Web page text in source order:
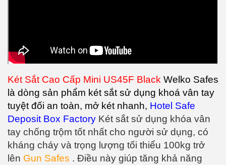
Két Sắt Cao Cấp Mini US45F Black Welko Safes
là dòng sản phẩm két sắt sử dụng khoá vân tay
tuyệt đối an toàn, mở két nhanh, Hotel Safe
Deposit Box Factory Két sắt sử dụng khóa vân
tay chống trộm tốt nhất cho người sử dụng, có
kháng cháy và trọng lượng tối thiểu 100kg trở
lên Gun Safes . Điều này giúp tăng khả năng